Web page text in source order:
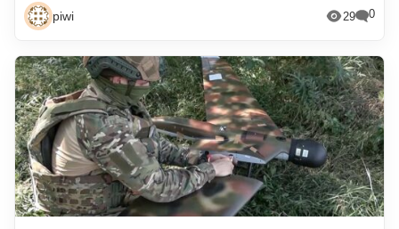
piwi 29 0